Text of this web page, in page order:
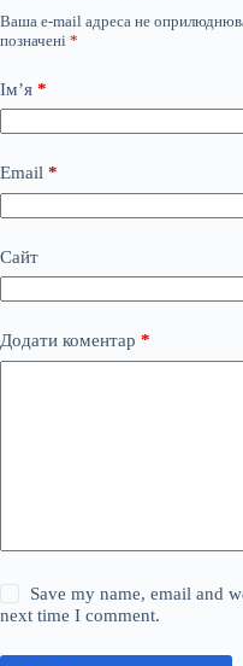
Ваша e-mail адреса не
позначені *
Ім’я *
Email *
Сайт
Додати коментар *
Save my name, email and
next time I comment.